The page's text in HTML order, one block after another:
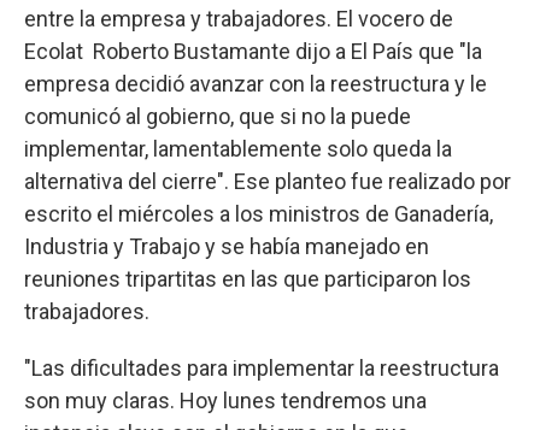
entre la empresa y trabajadores. El vocero de
Ecolat Roberto Bustamante dijo a El País que "la
empresa decidió avanzar con la reestructura y le
comunicó al gobierno, que si no la puede
implementar, lamentablemente solo queda la
alternativa del cierre". Ese planteo fue realizado por
escrito el miércoles a los ministros de Ganadería,
Industria y Trabajo y se había manejado en
reuniones tripartitas en las que participaron los
trabajadores.
"Las dificultades para implementar la reestructura
son muy claras. Hoy lunes tendremos una